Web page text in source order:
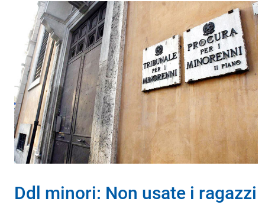
Ddl minori: Non usate i ragazzi